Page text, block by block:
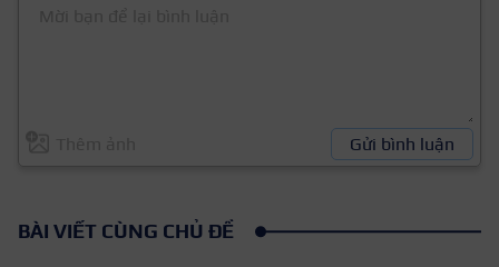
Gửi bình luận
BÀI VIẾT CÙNG CHỦ ĐỀ